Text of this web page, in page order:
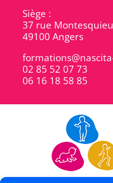
Siège :
37 rue Montesquieu
49100 Angers
02 85 52 07 73
06 16 18 58 85